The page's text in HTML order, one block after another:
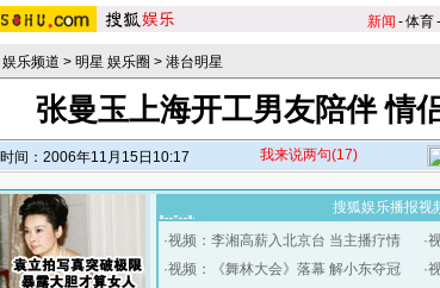
新闻 -体育-
娱乐频道 > 明星 娱乐圈 > 港台明星
张曼玉上海开工男友陪伴 情
时间：2006年11月15日10:17 我来说两句(17)
搜狐娱乐播报视
·视频：李湘高薪入北京台 当主播疗情
·视频：《舞林大会》落幕 解小东夺冠
·
·